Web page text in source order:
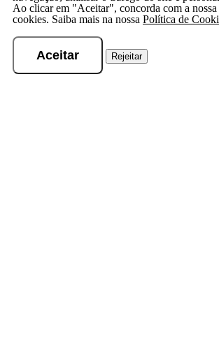
Ao clicar em "Aceitar", concorda com a
cookies. Saiba mais na nossa Política de
Aceitar Rejeitar